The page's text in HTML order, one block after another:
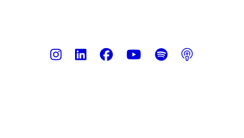
Instagram
LinkedIn
Facebook
Youtube
Spotify